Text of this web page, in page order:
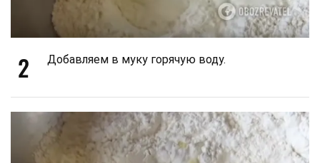
2 Добавляем в муку горячую воду.